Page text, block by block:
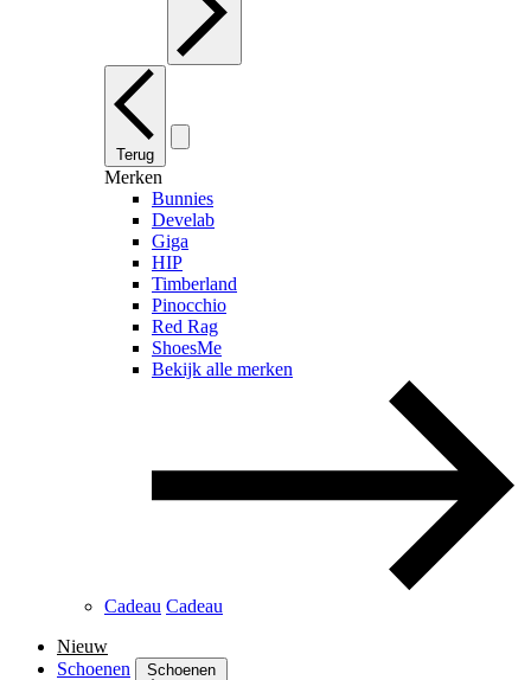
Terug
Merken
Bunnies
Develab
Giga
HIP
Timberland
Pinocchio
Red Rag
ShoesMe
Bekijk alle merken
Cadeau Cadeau
Nieuw
Schoenen
Schoenen